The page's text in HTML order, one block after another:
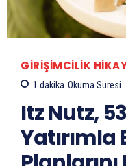
GIRIŞIMCILIK
1 dakika Okuma Süresi
Itz Nutz,